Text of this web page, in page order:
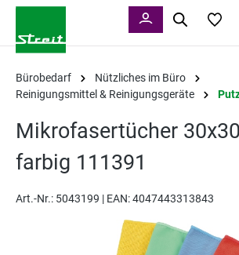
Bürobedarf
Nützliches im Büro
Reinigungsmittel & Reinigungsgeräte
Mikrofasertücher
farbig 111391
Art.-Nr.: 5043199 | EAN: 4047443313843
Bildergalerie überspringen